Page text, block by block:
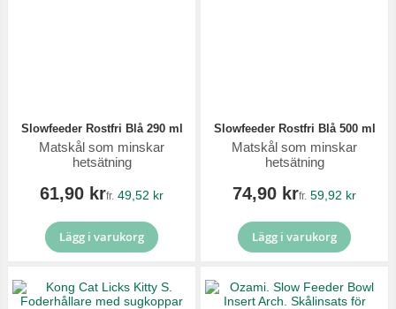
Slowfeeder Rostfri Blå 290 ml
Matskål som minskar
hetsätning
61,90 krfr. 49,52 kr
Lägg i varukorg
Slowfeeder Rostfri Blå 500 ml
Matskål som minskar
hetsätning
74,90 krfr. 59,92 kr
Lägg i varukorg